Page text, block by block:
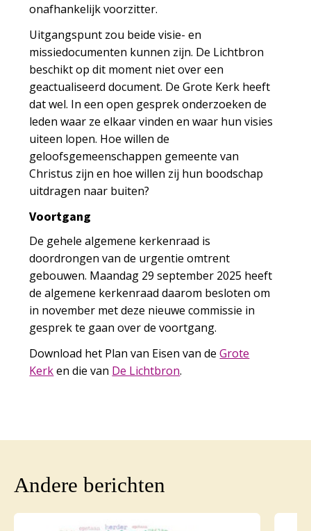
onafhankelijk voorzitter.
Uitgangspunt zou beide visie- en
missiedocumenten kunnen zijn. De Lichtbron
beschikt op dit moment niet over een
geactualiseerd document. De Grote Kerk heeft
dat wel. In een open gesprek onderzoeken de
leden waar ze elkaar vinden en waar hun visies
uiteen lopen. Hoe willen de
geloofsgemeenschappen gemeente van
Christus zijn en hoe willen zij hun boodschap
uitdragen naar buiten?
Voortgang
De gehele algemene kerkenraad is
doordrongen van de urgentie omtrent
gebouwen. Maandag 29 september 2025 heeft
de algemene kerkenraad daarom besloten om
in november met deze nieuwe commissie in
gesprek te gaan over de voortgang.
Download het Plan van Eisen van deGrote
Kerken die van De Lichtbron.
Andere berichten